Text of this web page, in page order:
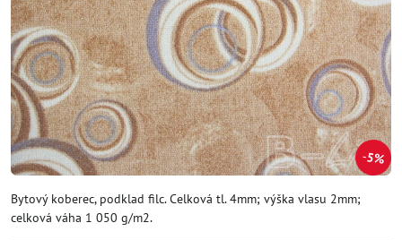
5%
Bytový koberec, podklad filc. Celková tl. 4mm; výška vlasu 2mm;
celková váha 1 050 g/m2.